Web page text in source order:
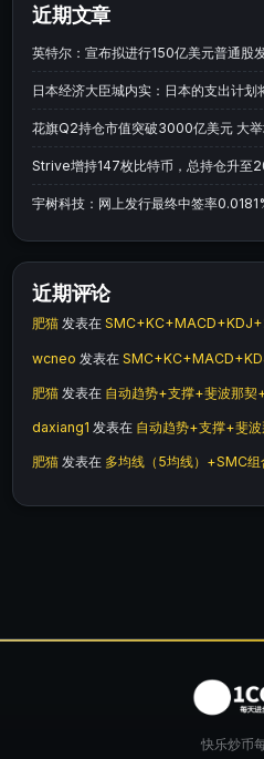
近期文章
英特尔：宣布拟进行150亿美元普通股
日本经济大臣城内实：日本的支出计划
花旗Q2持仓市值突破3000亿美元 大
Strive增持147枚比特币，总持仓升至
宇树科技：网上发行最终中签率
近期评论
肥猫 发表在
wcneo 发表在
肥猫 发表在 自动趋势+支撑+斐波那契
daxiang1 发表在 自动趋势+支撑+斐
肥猫 发表在 多均线（5均线）+SMC组
快乐炒币